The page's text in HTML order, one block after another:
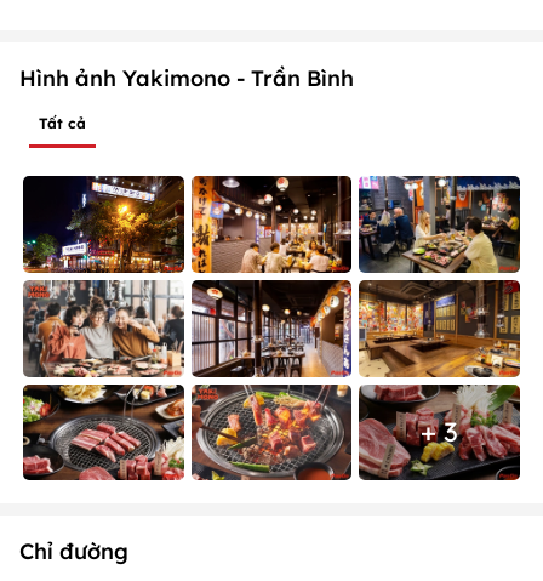
Hình ảnh Yakimono - Trần Bình
Tất cả
+ 3
Chỉ đường